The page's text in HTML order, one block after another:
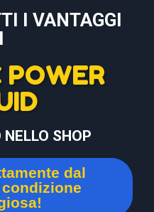
I VANTAGGI
POWER
SHOP
dal